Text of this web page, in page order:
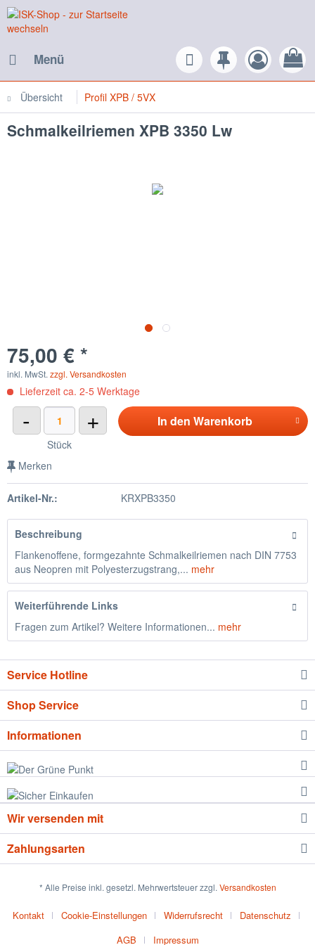
Menü
Übersicht Profil XPB / 5VX
Schmalkeilriemen XPB 3350 Lw
75,00 € *
inkl. MwSt. zzgl. Versandkosten
Lieferzeit ca. 2-5 Werktage
- +
Stück
In den Warenkorb
Merken
Artikel-Nr.: KRXPB3350
Beschreibung
Flankenoffene, formgezahnte Schmalkeilriemen nach DIN 7753
aus Neopren mit Polyesterzugstrang,... mehr
Weiterführende Links
Fragen zum Artikel? Weitere Informationen... mehr
Service Hotline
Shop Service
Informationen
Wir versenden mit
Zahlungsarten
* Alle Preise inkl. gesetzl. Mehrwertsteuer zzgl. Versandkosten
Kontakt Cookie-Einstellungen Widerrufsrecht
Datenschutz
AGB
Impressum